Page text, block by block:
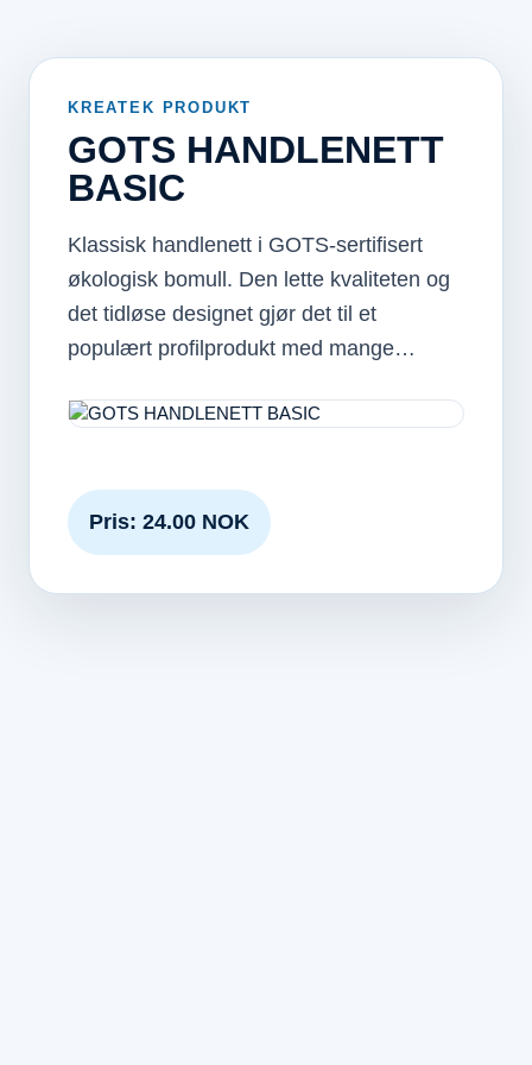
KREATEK PRODUKT
GOTS HANDLENETT
BASIC
Klassisk handlenett i GOTS-sertifisert
økologisk bomull. Den lette kvaliteten og
det tidløse designet gjør det til et
populært profilprodukt med mange…
Pris: 24.00 NOK